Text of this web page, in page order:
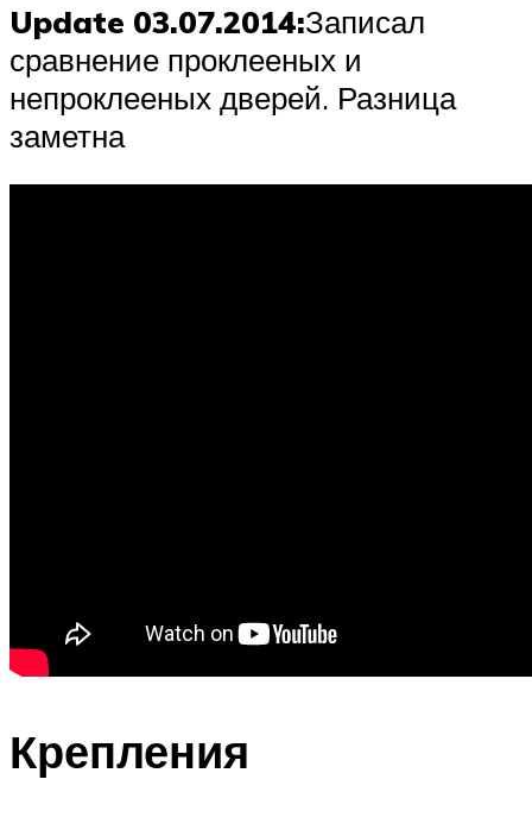
Update 03.07.2014:Записал
сравнение проклееных и
непроклееных дверей. Разница
заметна
Крепления